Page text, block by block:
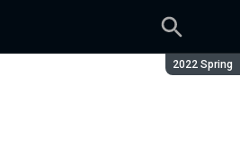
Сезон:
2022 Spring